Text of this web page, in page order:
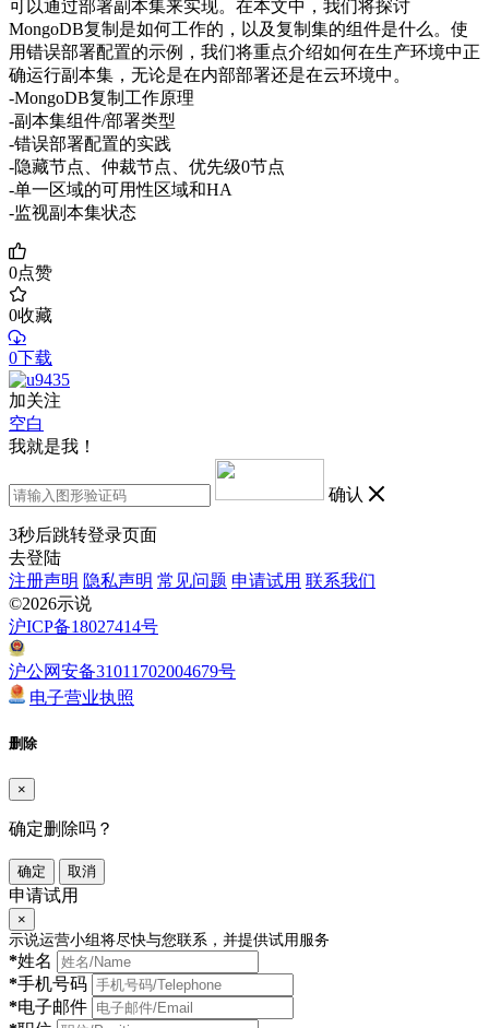
可以通过部署副本集来实现。在本文中，我们将探讨
MongoDB复制是如何工作的，以及复制集的组件是什么。使
用错误部署配置的示例，我们将重点介绍如何在生产环境中正
确运行副本集，无论是在内部部署还是在云环境中。
-MongoDB复制工作原理
-副本集组件/部署类型
-错误部署配置的实践
-隐藏节点、仲裁节点、优先级0节点
-单一区域的可用性区域和HA
-监视副本集状态
0点赞
0收藏
0下载
加关注
空白
我就是我！
确认
3秒后跳转登录页面
去登陆
注册声明 隐私声明 常见问题 申请试用 联系我们
©2026示说
沪ICP备18027414号
沪公网安备31011702004679号
电子营业执照
删除
×
确定删除吗？
确定 取消
申请试用
×
示说运营小组将尽快与您联系，并提供试用服务
*姓名
*手机号码
*电子邮件